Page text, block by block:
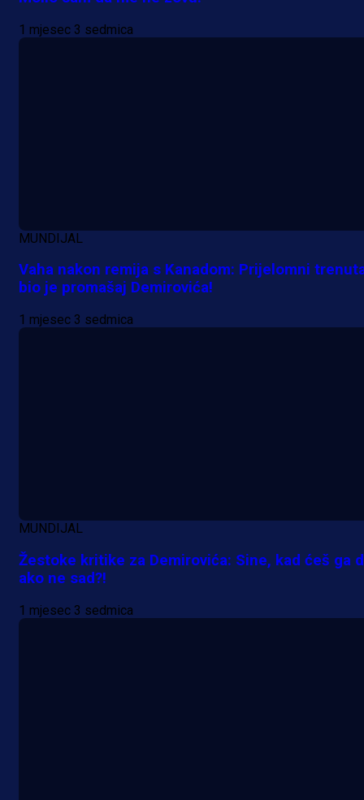
Pogledajte gol Kenana Kodre
12 h 38 min
1 mjesec 3 sedmica
MUNDIJAL
Vaha nakon remija s Kanadom: Prijelomni
bio je promašaj Demirovića!
1 mjesec 3 sedmica
MUNDIJAL
Žestoke kritike za Demirovića: Sine, kad ćeš ga
ako ne sad?!
1 mjesec 3 sedmica